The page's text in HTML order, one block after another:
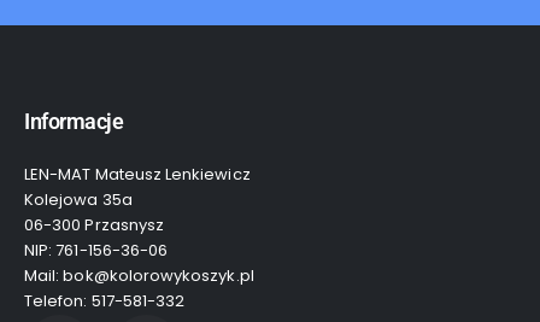
Informacje
LEN-MAT Mateusz Lenkiewicz
Kolejowa 35a
06-300 Przasnysz
NIP: 761-156-36-06
Mail: bok@kolorowykoszyk.pl
Telefon: 517-581-332